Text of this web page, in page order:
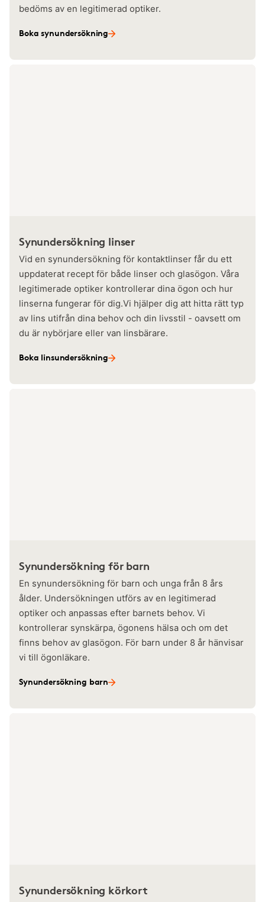
bedöms av en legitimerad optiker.
Boka synundersökning
Synundersökning linser
Vid en synundersökning för kontaktlinser får du ett
uppdaterat recept för både linser och glasögon. Våra
legitimerade optiker kontrollerar dina ögon och hur
linserna fungerar för dig.Vi hjälper dig att hitta rätt typ
av lins utifrån dina behov och din livsstil - oavsett om
du är nybörjare eller van linsbärare.
Boka linsundersökning
Synundersökning för barn
En synundersökning för barn och unga från 8 års
ålder. Undersökningen utförs av en legitimerad
optiker och anpassas efter barnets behov. Vi
kontrollerar synskärpa, ögonens hälsa och om det
finns behov av glasögon. För barn under 8 år hänvisar
vi till ögonläkare.
Synundersökning barn
Synundersökning körkort